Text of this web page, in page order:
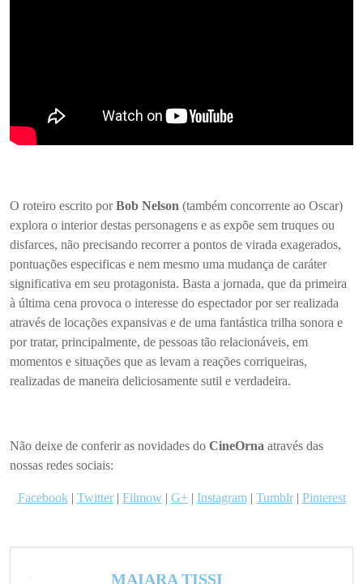
O roteiro escrito porBob Nelson (também concorrente ao Oscar)
explora o interior destas personagens e as expõe sem truques ou
disfarces, não precisando recorrer a pontos de virada exagerados,
pontuações especificas e nem mesmo uma mudança de caráter
significativa em seu protagonista. Basta a jornada, que da primeira
à última cena provoca o interesse do espectador por ser realizada
através de locações expansivas e de uma fantástica trilha sonora e
por tratar, principalmente, de pessoas tão relacionáveis, em
momentos e situações que as levam a reações corriqueiras,
realizadas de maneira deliciosamente sutil e verdadeira.
Não deixe de conferir as novidades do CineOrna através das
nossas redes sociais:
Facebook| Twitter| Filmow| G+| Instagram| Tumblr| Pinterest
MAIARA TISSI